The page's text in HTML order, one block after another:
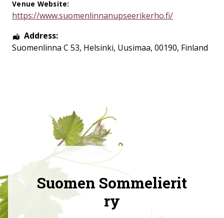
Venue Website:
https://www.suomenlinnanupseerikerho.fi/
Address:
Suomenlinna C 53, Helsinki, Uusimaa, 00190, Finland
Suomen Sommelierit
ry